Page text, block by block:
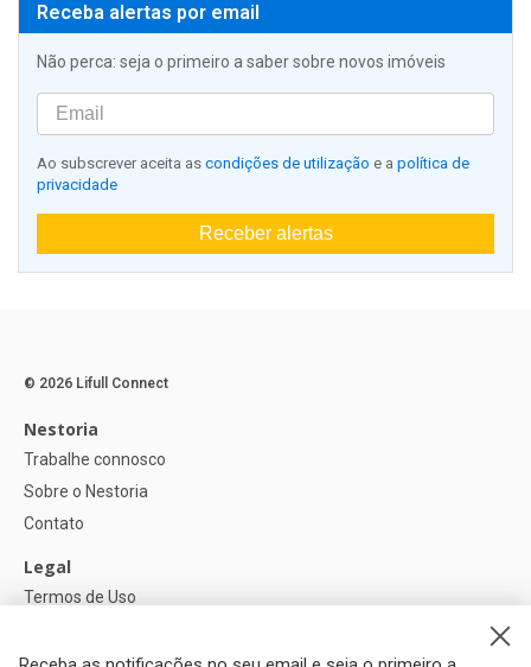
Receba alertas por email
Não perca: seja o primeiro a saber sobre novos imóveis
Ao subscrever aceita as condições de utilização e a política de
privacidade
Receber alertas
© 2026 Lifull Connect
Nestoria
Trabalhe connosco
Sobre o Nestoria
Contato
Legal
Termos de Uso
Política de Cookies